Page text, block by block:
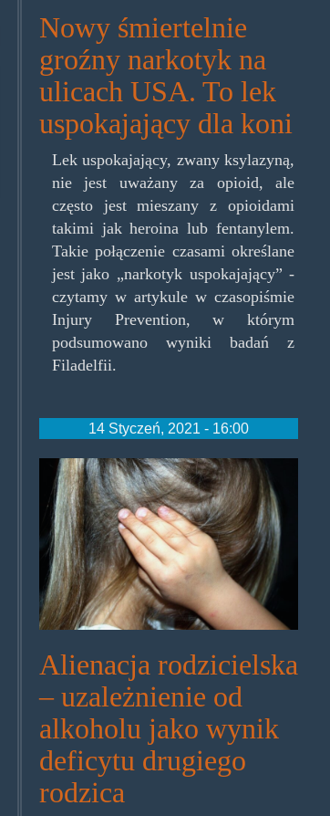
Nowy śmiertelnie
groźny narkotyk na
ulicach USA. To lek
uspokajający dla koni
Lek uspokajający, zwany ksylazyną,
nie jest uważany za opioid, ale
często jest mieszany z opioidami
takimi jak heroina lub fentanylem.
Takie połączenie czasami określane
jest jako „narkotyk uspokajający” -
czytamy w artykule w czasopiśmie
Injury Prevention, w którym
podsumowano wyniki badań z
Filadelfii.
14 Styczeń, 2021 - 16:00
alienacja.jpg
Alienacja rodzicielska
– uzależnienie od
alkoholu jako wynik
deficytu drugiego
rodzica